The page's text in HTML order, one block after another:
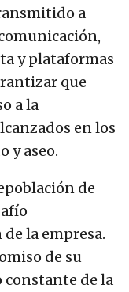
a
y plataformas
que
a la
en los
y aseo.
de
la empresa.
de su
constante de la